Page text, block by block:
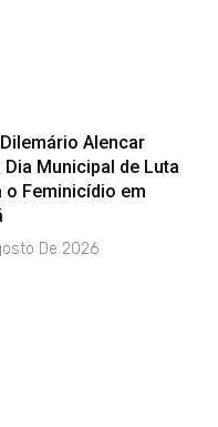
Alencar
Municipal de Luta
o Feminicídio em
De 2026